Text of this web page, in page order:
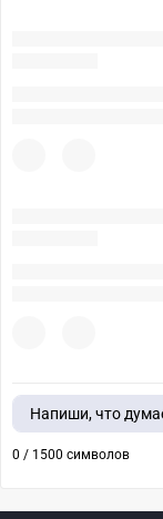
Напиши, что
0 / 1500 символов